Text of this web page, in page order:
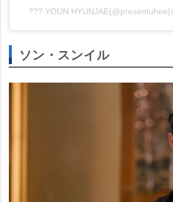
??? YOUN
ソン・スンイル